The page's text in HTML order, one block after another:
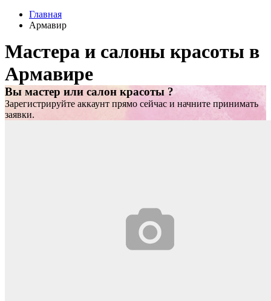
Главная
Армавир
Мастера и салоны красоты в
Армавире
Вы мастер или салон красоты ?
Зарегистрируйте аккаунт прямо сейчас и начните принимать
заявки.